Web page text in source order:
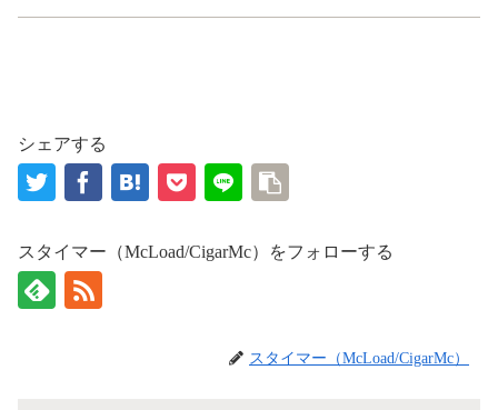
シェアする
スタイマー（McLoad/CigarMc）をフォローする
スタイマー（McLoad/CigarMc）